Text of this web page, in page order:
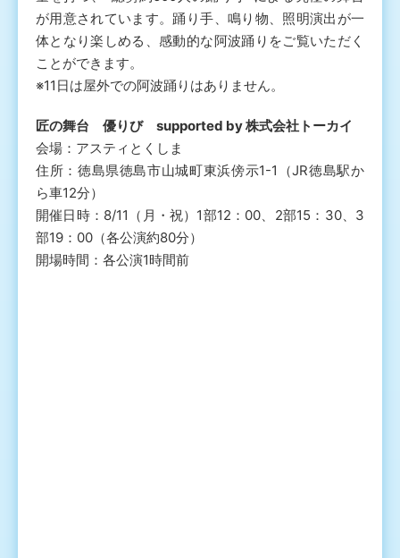
が用意されています。踊り手、鳴り物、照明演出が一
体となり楽しめる、感動的な阿波踊りをご覧いただく
ことができます。
※11日は屋外での阿波踊りはありません。
匠の舞台 優りび supported by 株式会社トーカイ
会場：アスティとくしま
住所：徳島県徳島市山城町東浜傍示1-1（JR徳島駅か
ら車12分）
開催日時：8/11（月・祝）1部12：00、2部15：30、3
部19：00（各公演約80分）
開場時間：各公演1時間前